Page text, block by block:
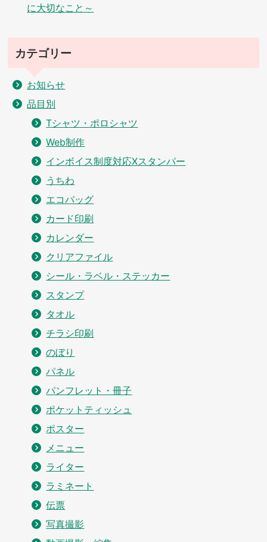
に大切なこと～
カテゴリー
お知らせ
品目別
Tシャツ・ポロシャツ
Web制作
インボイス制度対応Xスタンパー
うちわ
エコバッグ
カード印刷
カレンダー
クリアファイル
シール・ラベル・ステッカー
スタンプ
タオル
チラシ印刷
のぼり
パネル
パンフレット・冊子
ポケットティッシュ
ポスター
メニュー
ライター
ラミネート
伝票
写真撮影